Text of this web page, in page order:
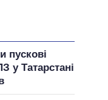
пускові
у Татарстані